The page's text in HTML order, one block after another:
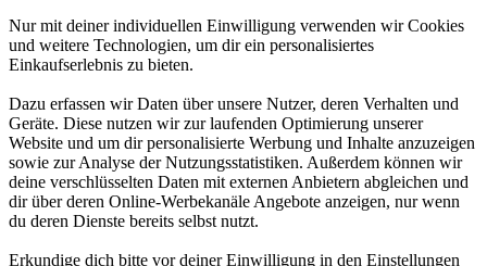
Nur mit deiner individuellen Einwilligung verwenden wir Cookies
und weitere Technologien, um dir ein personalisiertes
Einkaufserlebnis zu bieten.
Dazu erfassen wir Daten über unsere Nutzer, deren Verhalten und
Geräte. Diese nutzen wir zur laufenden Optimierung unserer
Website und um dir personalisierte Werbung und Inhalte anzuzeigen
sowie zur Analyse der Nutzungsstatistiken. Außerdem können wir
deine verschlüsselten Daten mit externen Anbietern abgleichen und
dir über deren Online-Werbekanäle Angebote anzeigen, nur wenn
du deren Dienste bereits selbst nutzt.
Erkundige dich bitte vor deiner Einwilligung in den Einstellungen